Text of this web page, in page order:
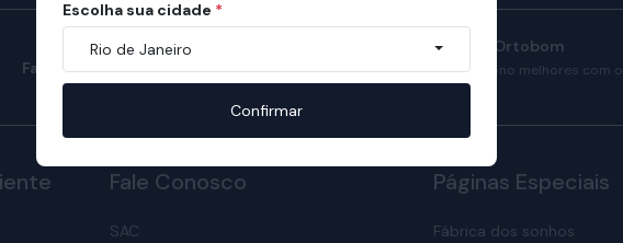
Fale com consultores
Manual do Sono Ortobom
Confira como ter sono melhores com o
nosso manual.
Fale Conosco
SAC
Páginas Especiais
Fábrica dos sonhos
Escolha sua cidade *
Rio de Janeiro
Confirmar